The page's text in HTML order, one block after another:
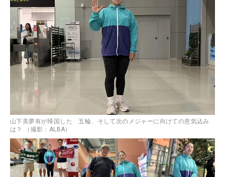
山下美夢有が帰国した 五輪、そして次のメジャーに向けての意気込み
は？ （撮影：ALBA）